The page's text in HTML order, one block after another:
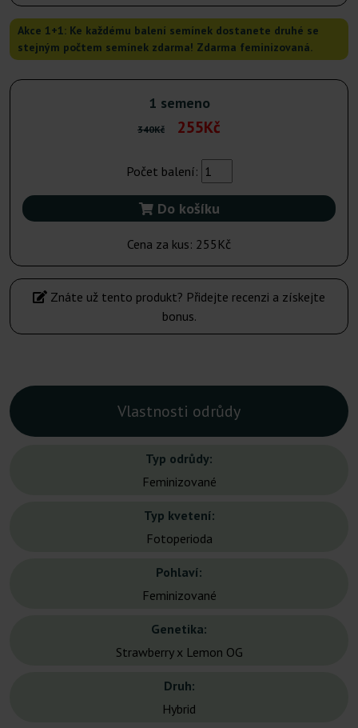
Akce 1+1: Ke každému balení semínek dostanete druhé se
stejným počtem semínek zdarma! Zdarma feminizovaná.
1 semeno
340Kč 255Kč
Počet balení:
Do košíku
Cena za kus: 255Kč
Znáte už tento produkt? Přidejte recenzi a získejte
bonus.
Vlastnosti odrůdy
Typ odrůdy:
Feminizované
Typ kvetení:
Fotoperioda
Pohlaví:
Feminizované
Genetika:
Strawberry x Lemon OG
Druh:
Hybrid